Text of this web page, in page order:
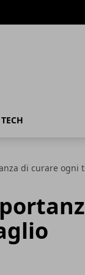
TECH
di curare ogni